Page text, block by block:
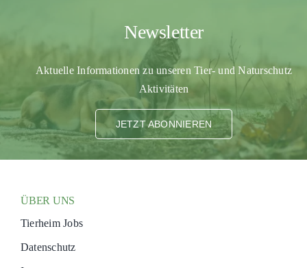
Newsletter
Aktuelle Informationen zu unseren Tier- und Naturschutz
Aktivitäten
JETZT ABONNIEREN
ÜBER UNS
Tierheim Jobs
Datenschutz